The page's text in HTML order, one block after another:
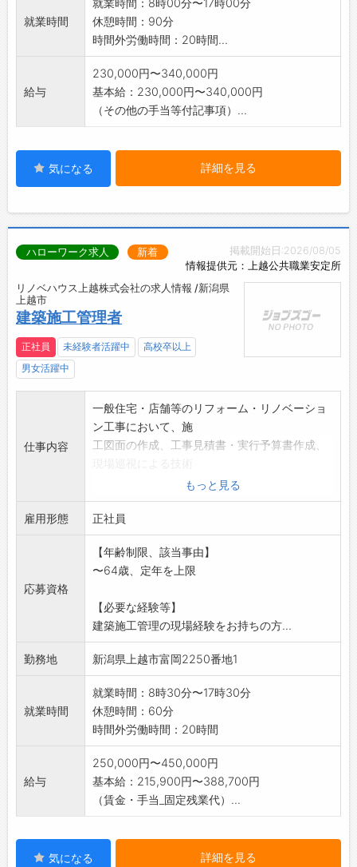
※スーパーマーケット店舗の修繕手配業務が繁
忙な際に、サポート
を行っていただく場合があります。 変更の範
囲:変更なし
就業時間
就業時間：8時00分〜17時00分
休憩時間：90分
時間外労働時間：20時間...
給与
230,000円〜340,000円
基本給：230,000円〜340,000円
（その他の手当等付記事項）...
気になる 詳細を見る
掲載開始日:2026/08/05
情報提供元：上越公共職業安定所
ハローワーク求人 新着
リノベハウス上越株式会社の求人情報 /新潟県
上越市
建築施工管理者
正社員 未経験者活躍中
高校卒以上
男女活躍中
仕事内容
一般住宅・店舗等のリフォーム・リノベーショ
ン工事において、施
工図面の作成、工事見積書・実行予算書作成、
者及び作業員の安全管理・品質管理・予算管
理・工程管理・現場管
理など施工管理業務全般、お施主様との現地立
ち合い、仕様打ち合
わせを担当していただきます。
現場は主に上越市内です。完全週休2日制と男
を設けていますので、ワークライフバランスの
実現が可能です。
採用後、業務内容の変更予定なし
もっと見る
雇用形態 正社員
応募資格
【年齢制限、該当事由】
〜64歳、定年を上限
【必要な経験等】
建築施工管理の現場経験をお持ちの方...
勤務地 新潟県上越市富岡2250番地1
就業時間
就業時間：8時30分〜17時30分
休憩時間：60分
時間外労働時間：20時間
給与
250,000円〜450,000円
基本給：215,900円〜388,700円
（賃金・手当_固定残業代）...
気になる 詳細を見る